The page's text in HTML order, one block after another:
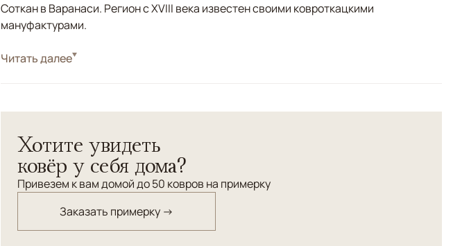
Соткан в Варанаси. Регион с XVIII века известен своими ковроткацкими
мануфактурами.
СтильСовременные
Читать далее
Хотите увидеть
ковёр у себя дома?
Привезем к вам домой до 50 ковров на примерку
Заказать примерку →